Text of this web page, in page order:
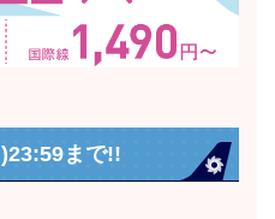
まで!!